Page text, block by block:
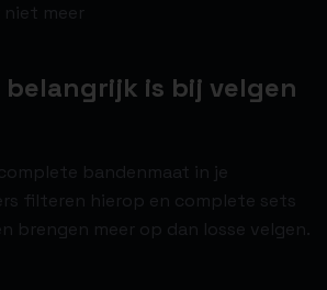
meer
belangrijk is bij velgen
bandenmaat in je
filteren hierop en complete sets
brengen meer op dan losse velgen.